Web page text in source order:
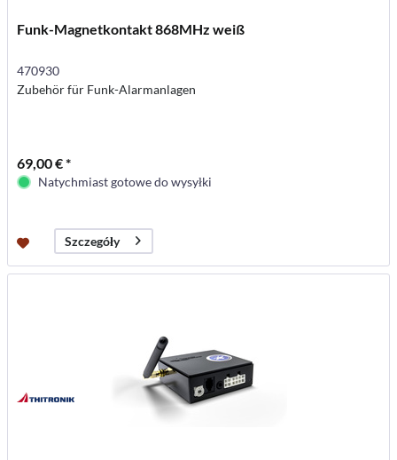
Funk-Magnetkontakt 868MHz weiß
470930
Zubehör für Funk-Alarmanlagen
69,00 € *
Natychmiast gotowe do wysyłki
Szczegóły